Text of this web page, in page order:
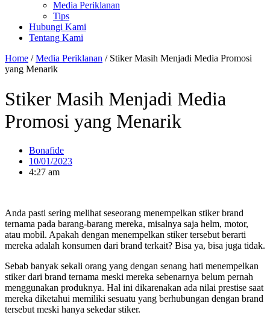
Media Periklanan
Tips
Hubungi Kami
Tentang Kami
Home /Media Periklanan / Stiker Masih Menjadi Media Promosi
yang Menarik
Stiker Masih Menjadi Media
Promosi yang Menarik
Bonafide
10/01/2023
4:27 am
Anda pasti sering melihat seseorang menempelkan stiker brand
ternama pada barang-barang mereka, misalnya saja helm, motor,
atau mobil. Apakah dengan menempelkan stiker tersebut berarti
mereka adalah konsumen dari brand terkait? Bisa ya, bisa juga tidak.
Sebab banyak sekali orang yang dengan senang hati menempelkan
stiker dari brand ternama meski mereka sebenarnya belum pernah
menggunakan produknya. Hal ini dikarenakan ada nilai prestise saat
mereka diketahui memiliki sesuatu yang berhubungan dengan brand
tersebut meski hanya sekedar stiker.